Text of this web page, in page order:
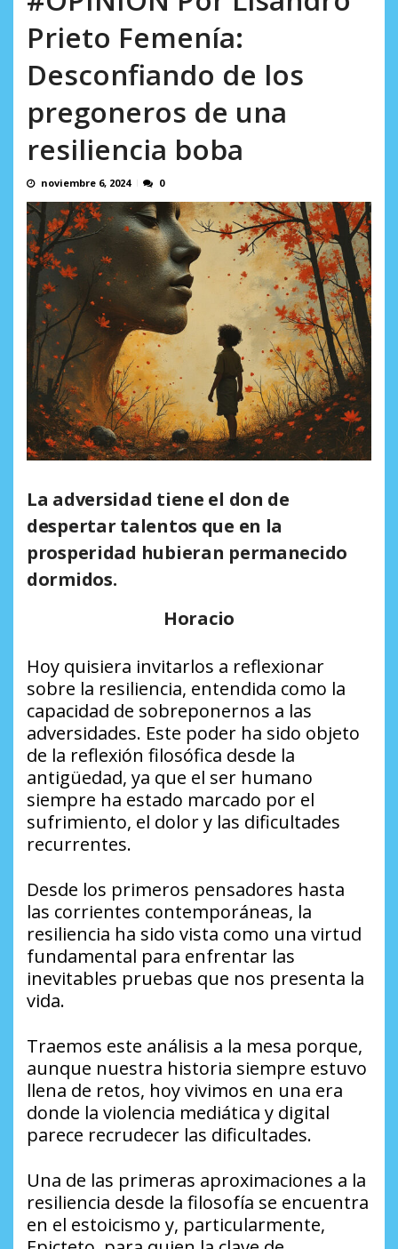
Prieto Femenía:
Desconfiando de los
pregoneros de una
resiliencia boba
noviembre 6, 2024 0
La adversidad tiene el don de
despertar talentos que en la
prosperidad hubieran permanecido
dormidos.
Horacio
Hoy quisiera invitarlos a reflexionar
sobre la resiliencia, entendida como la
capacidad de sobreponernos a las
adversidades. Este poder ha sido objeto
de la reflexión filosófica desde la
antigüedad, ya que el ser humano
siempre ha estado marcado por el
sufrimiento, el dolor y las dificultades
recurrentes.
Desde los primeros pensadores hasta
las corrientes contemporáneas, la
resiliencia ha sido vista como una virtud
fundamental para enfrentar las
inevitables pruebas que nos presenta la
vida.
Traemos este análisis a la mesa porque,
aunque nuestra historia siempre estuvo
llena de retos, hoy vivimos en una era
donde la violencia mediática y digital
parece recrudecer las dificultades.
Una de las primeras aproximaciones a la
resiliencia desde la filosofía se encuentra
en el estoicismo y, particularmente,